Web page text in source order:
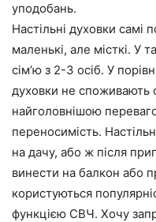
уподобань.
Настільні духовки самі
маленькі, але місткі. У
сім’ю з 2-3 осіб. У
духовки не споживають
найголовнішою
переносимість.
на дачу, або ж після
винести на балкон або
користуються
функцією СВЧ. Хочу